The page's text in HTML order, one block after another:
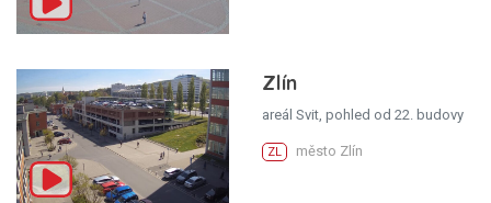
Zlín
areál Svit, pohled od 22. budovy
ZL město Zlín